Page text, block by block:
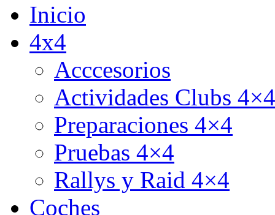
Inicio
4x4
Acccesorios
Actividades Clubs 4×4
Preparaciones 4×4
Pruebas 4×4
Rallys y Raid 4×4
Coches